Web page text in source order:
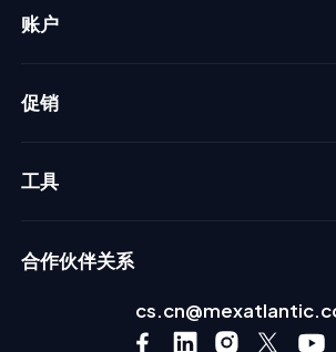
账户
促销
工具
合作伙伴关系